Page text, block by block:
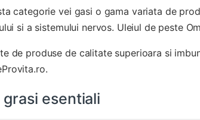
categorie vei gasi o gama variata de
si a sistemului nervos. Uleiul de peste
de produse de calitate superioara si
esentiali